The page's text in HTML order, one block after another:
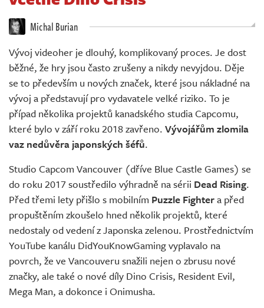
Živě
Michal Burian
Vývoj videoher je dlouhý, komplikovaný proces. Je dost
běžné, že hry jsou často zrušeny a nikdy nevyjdou. Děje
se to především u nových značek, které jsou nákladné na
vývoj a představují pro vydavatele velké riziko. To je
případ několika projektů kanadského studia Capcomu,
které bylo v září roku 2018 zavřeno. Vývojářům zlomila
vaz nedůvěra japonských šéfů.
Studio Capcom Vancouver (dříve Blue Castle Games) se
do roku 2017 soustředilo výhradně na sérii Dead Rising.
Před třemi lety přišlo s mobilním Puzzle Fightera před
propuštěním zkoušelo hned několik projektů, které
nedostaly od vedení z Japonska zelenou. Prostřednictvím
YouTube kanálu DidYouKnowGaming vyplavalo na
povrch, že ve Vancouveru snažili nejen o zbrusu nové
značky, ale také o nové díly Dino Crisis, Resident Evil,
Mega Man, a dokonce i Onimusha.